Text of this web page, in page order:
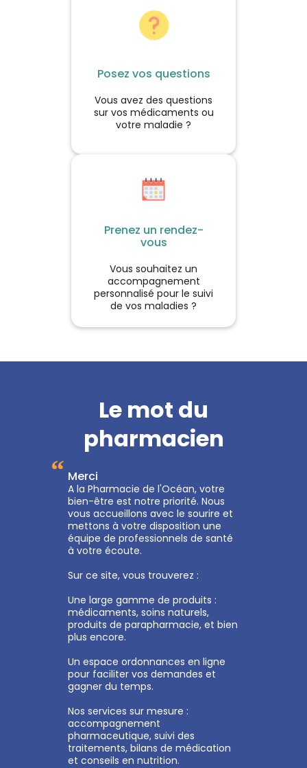
Posez vos questions
Vous avez des questions
sur vos médicaments ou
votre maladie ?
Prenez un rendez-
vous
Vous souhaitez un
accompagnement
personnalisé pour le suivi
de vos maladies ?
Le mot du
pharmacien
“ Merci
A la Pharmacie de l'Océan, votre
bien-être est notre priorité. Nous
vous accueillons avec le sourire et
mettons à votre disposition une
équipe de professionnels de santé
à votre écoute.
Sur ce site, vous trouverez :
Une large gamme de produits :
médicaments, soins naturels,
produits de parapharmacie, et bien
plus encore.
Un espace ordonnances en ligne
pour faciliter vos demandes et
gagner du temps.
Nos services sur mesure :
accompagnement
pharmaceutique, suivi des
traitements, bilans de médication
et conseils en nutrition.